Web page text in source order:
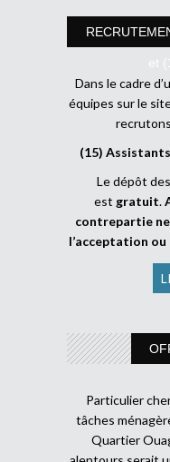
et
Dans le cadre
équipes sur le
(15)
Le dépôt
est gratuit.
contrepartie
l’acceptation
Particulier
tâches
Quartier